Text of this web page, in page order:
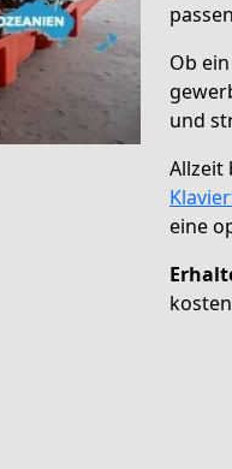
Ob ein
und
Allzeit
eine